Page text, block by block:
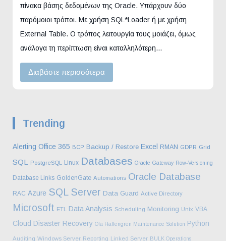
πίνακα βάσης δεδομένων της Oracle. Υπάρχουν δύο
παρόμοιοι τρόποι. Mε χρήση SQL*Loader ή με χρήση
External Table. Ο τρόπος λειτουργία τους μοιάζει, όμως
ανάλογα τη περίπτωση είναι καταλληλότερη…
Διαβάστε περισσότερα
Trending
Alerting Office 365 BCP Backup / Restore Excel RMAN GDPR Grid
SQL PostgreSQL Linux Databases Oracle Gateway Row-Versioning
Database Links GoldenGate Automations Oracle Database
RAC Azure SQL Server Data Guard Active Directory
Microsoft ETL Data Analysis Scheduling Monitoring Unix VBA
Cloud Disaster Recovery Ola Hallengren Maintenance Solution Python
Auditing Windows Server Reporting Linked Server BULK Operations